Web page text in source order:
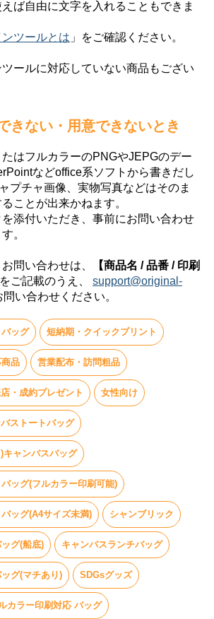
ば自由に文字を入れることもできま
ツールとは 」をご確認ください。
ールに対応していない商品もござい
きない・用意できないとき
はフルカラーのPNGやJEPGのデー
などoffice系ソフトから書きだし
プチャ画像、実物写真などはそのま
ことが出来かねます。
添付いただき、事前にお問い合わせ
。
問い合わせは、
【商品名 / 品番 / 印刷
をご記載のうえ、 support@original-
問い合わせください。
ッグ 短納期・クイックプリント
品 営業配布・訪問粗品
・成約プレゼント 女性向け
ストートバッグ
キャンバスバッグ
ッグ(フルカラー印刷可能)
ッグ(A4サイズ未満) シャンブリック
グ(船底) キャンバスランチバッグ
グ(マチあり) SDGsグッズ
カラー印刷対応 バッグ